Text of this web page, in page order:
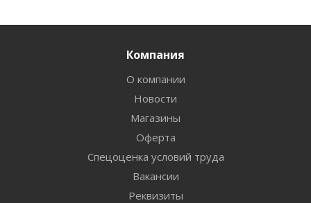
Компания
О компании
Новости
Магазины
Оферта
Спецоценка условий труда
Вакансии
Реквизиты